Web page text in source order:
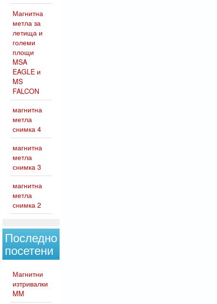
Магнитна
метла за
летища и
големи
площи
MSA
EAGLE и
MS
FALCON
магнитна
метла
снимка 4
магнитна
метла
снимка 3
магнитна
метла
снимка 2
Последно
посетени
Магнитни
изтривалки
MM